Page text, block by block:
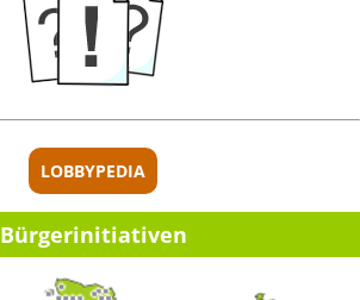
LOBBYPEDIA
Bürger­initia­ti­ven